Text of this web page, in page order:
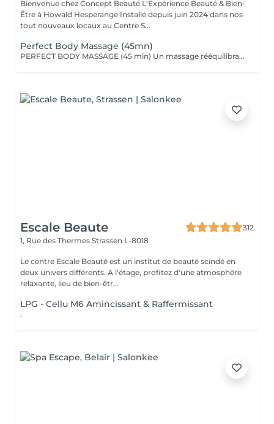
Bienvenue chez Concept Beauté L'Expérience Beauté & Bien-
Être à Howald Hesperange Installé depuis juin 2024 dans nos
tout nouveaux locaux au Centre S...
Perfect Body Massage (45mn)
PERFECT BODY MASSAGE (45 min) Un massage rééquilibrant qui allie des techniques relaxantes et tonifiantes pour une détente profonde du corps et de l'esprit. Ce soin sur-mesure, adapté à vos besoins, favorise la détente musculaire tout en stimulant la circulation pour une sensation de légèreté et de bien-être absolu. Les textures soyeuses et les actifs botaniques Comfort Zone, formulés sans silicones ni parabènes, enveloppent votre peau de douceur et hydratent intensément.
Escale Beaute
312
1, Rue des Thermes Strassen L-8018
Le centre Escale Beauté est un institut de beauté scindé en
deux univers différents. A l'étage, profitez d'une atmosphère
relaxante, lieu de bien-êtr...
LPG - Cellu M6 Amincissant & Raffermissant
.